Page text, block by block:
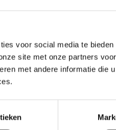
voor social media te bieden
site met onze partners
met andere informatie die
BULKDEAL